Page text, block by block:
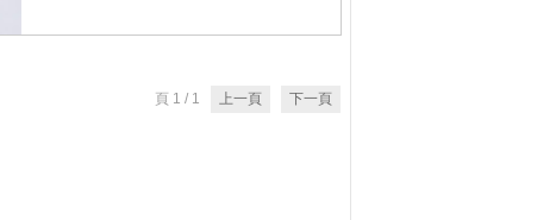
頁 1 / 1 上一頁 下一頁